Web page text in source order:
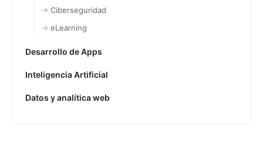
Ciberseguridad
eLearning
Desarrollo de Apps
Inteligencia Artificial
Datos y analítica web